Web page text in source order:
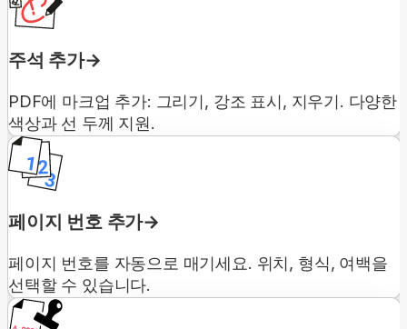
주석 추가
PDF에 마크업 추가: 그리기, 강조 표시, 지우기. 다양한
색상과 선 두께 지원.
페이지 번호 추가
페이지 번호를 자동으로 매기세요. 위치, 형식, 여백을
선택할 수 있습니다.